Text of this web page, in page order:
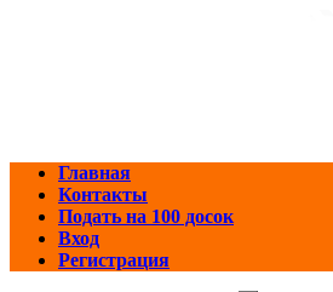
Главная
Контакты
Подать на 100 досок
Вход
Регистрация